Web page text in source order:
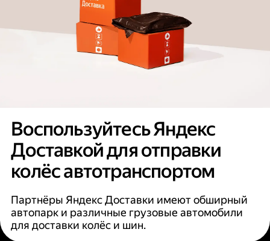
Воспользуйтесь Яндекс
Доставкой для отправки
колёс автотранспортом
Партнёры Яндекс Доставки имеют обширный
автопарк и различные грузовые автомобили
для доставки колёс и шин.